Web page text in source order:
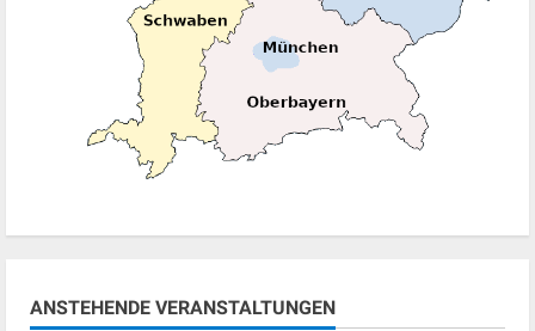
ANSTEHENDE VERANSTALTUNGEN